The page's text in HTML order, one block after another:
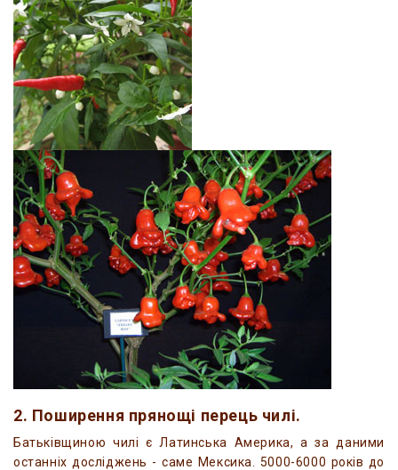
2. Поширення прянощі перець чилі.
Батьківщиною чилі є Латинська Америка, а за даними
останніх досліджень - саме Мексика. 5000-6000 років до